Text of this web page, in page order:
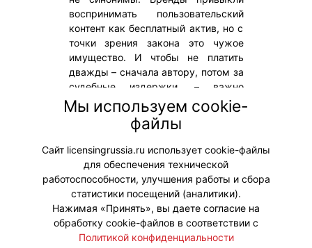
воспринимать пользовательский
контент как бесплатный актив, но с
точки зрения закона это чужое
имущество. И чтобы не платить
дважды – сначала автору, потом за
судебные издержки, – важно
разобраться в юридических
тонкостях оформления прав на
такой контент. Об этом – в нашем
материале.
#ЮридическиеВопросы
Мы используем cookie-
файлы
Сайт licensingrussia.ru использует cookie-файлы
для обеспечения технической
работоспособности, улучшения работы и сбора
статистики посещений (аналитики).
Нажимая «Принять», вы даете согласие на
обработку cookie-файлов в соответствии с
Политикой конфиденциальности